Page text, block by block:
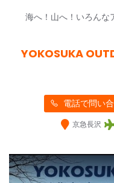
海へ！山へ！いろんな
YOKOSUKA
電話で問い
京急長沢